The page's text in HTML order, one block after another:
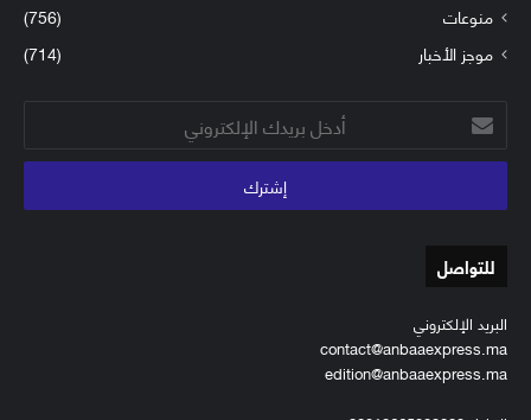
منوعات
(756)
موجز الأخبار
(714)
أدخل
بريدك
الإلكتروني
للتواصل
البريد الإلكتروني
contact@anbaaexpress.ma
edition@anbaaexpress.ma